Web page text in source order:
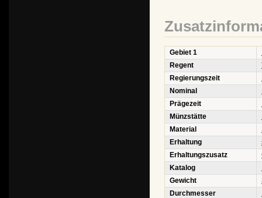
Gebiet 1
Regent
Regierungszeit
Nominal
Prägezeit
Münzstätte
Material
Erhaltung
Erhaltungszusatz
Katalog
Gewicht
Durchmesser